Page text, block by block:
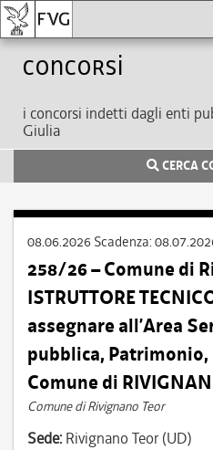
Concorsi
i concorsi indetti dagli enti
Giulia
CERCA
08.06.2026 Scadenza:
258/26 – Comune di
ISTRUTTORE
assegnare all’Area
pubblica,
Comune di
Comune di Rivignano Teor
Sede: Rivignano Teor (UD)